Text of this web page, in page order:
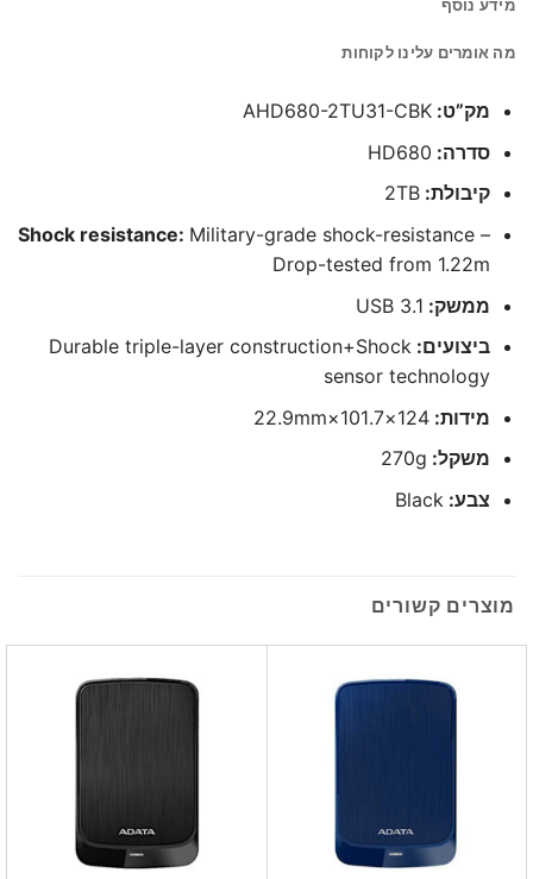
מידע נוסף
מה אומרים עלינו לקוחות
מק”ט: AHD680-2TU31-CBK
סדרה: HD680
קיבולת: 2TB
Shock resistance: Military-grade shock-resistance –
Drop-tested from 1.22m
ממשק: USB 3.1
ביצועים: Durable triple-layer construction+Shock
sensor technology
מידות: 124×101.7×22.9mm
משקל: 270g
צבע: Black
מוצרים קשורים